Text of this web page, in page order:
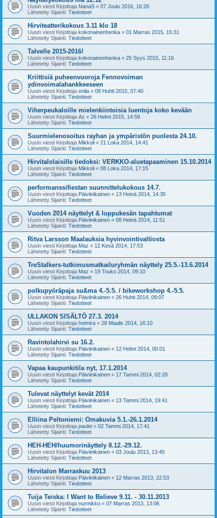
Uusin viesti Kirjoittaja NanaS « 07 Joulu 2016, 16:26
Lähetetty Sijainti: Tiedotteet
Hirviteatterikokous 3.11 klo 18
Uusin viesti Kirjoittaja kokonainenhenka « 01 Marras 2015, 15:31
Lähetetty Sijainti: Tiedotteet
Talvelle 2015-2016!
Uusin viesti Kirjoittaja kokonainenhenka « 25 Syys 2015, 11:16
Lähetetty Sijainti: Tiedotteet
Kriittisiä puheenvuoroja Fennovoiman
ydinvoimalahankkeeseen
Uusin viesti Kirjoittaja enila « 08 Huhti 2015, 07:40
Lähetetty Sijainti: Tiedotteet
Viherpeukaloille mielenkiintoisia luentoja koko kevään
Uusin viesti Kirjoittaja Az « 26 Helmi 2015, 14:58
Lähetetty Sijainti: Tiedotteet
Suurmielenosoitus rayhan ja ympäristön puolesta 24.10.
Uusin viesti Kirjoittaja Mikkoli « 21 Loka 2014, 14:41
Lähetetty Sijainti: Tiedotteet
Hirvitalolaisille tiedoksi: VERKKO-aluetapaaminen 15.10.2014
Uusin viesti Kirjoittaja Mikkoli « 08 Loka 2014, 17:15
Lähetetty Sijainti: Tiedotteet
performanssifiestan suunnittelukokous 14.7.
Uusin viesti Kirjoittaja Päiviinikainen « 13 Heinä 2014, 14:35
Lähetetty Sijainti: Tiedotteet
Vuoden 2014 näyttelyt & loppukesän tapahtumat
Uusin viesti Kirjoittaja Päiviinikainen « 08 Heinä 2014, 11:51
Lähetetty Sijainti: Tiedotteet
Ritva Larsson Maalauksia hyvinvointivaltiosta
Uusin viesti Kirjoittaja Maz « 12 Kesä 2014, 17:53
Lähetetty Sijainti: Tiedotteet
TreStalkers-tutkimusmatkailuryhmän näyttely 25.5.-13.6.2014
Uusin viesti Kirjoittaja Maz « 19 Touko 2014, 09:10
Lähetetty Sijainti: Tiedotteet
polkupyöräpaja su&ma 4.-5.5. / bikeworkshop 4.-5.5.
Uusin viesti Kirjoittaja Päiviinikainen « 26 Huhti 2014, 09:07
Lähetetty Sijainti: Tiedotteet
ULLAKON SISÄLTÖ 27.3. 2014
Uusin viesti Kirjoittaja heimira « 28 Maalis 2014, 16:10
Lähetetty Sijainti: Tiedotteet
Ravintolahirvi su 16.2.
Uusin viesti Kirjoittaja Päiviinikainen « 12 Helmi 2014, 00:01
Lähetetty Sijainti: Tiedotteet
Vapaa kaupunkitila nyt, 17.1.2014
Uusin viesti Kirjoittaja Päiviinikainen « 17 Tammi 2014, 02:28
Lähetetty Sijainti: Tiedotteet
Tulevat näyttelyt kevät 2014
Uusin viesti Kirjoittaja Päiviinikainen « 13 Tammi 2014, 19:41
Lähetetty Sijainti: Tiedotteet
Elliina Peltoniemi: Omakuvia 5.1.-26.1.2014
Uusin viesti Kirjoittaja paulei « 02 Tammi 2014, 17:41
Lähetetty Sijainti: Tiedotteet
HEH-HEH/huumorinäyttely 8.12.-29.12.
Uusin viesti Kirjoittaja Päiviinikainen « 03 Joulu 2013, 13:45
Lähetetty Sijainti: Tiedotteet
Hirvitalon Marraskuu 2013
Uusin viesti Kirjoittaja Päiviinikainen « 12 Marras 2013, 22:53
Lähetetty Sijainti: Tiedotteet
Tuija Teiska: I Want to Believe 9.11. - 30.11.2013
Uusin viesti Kirjoittaja nurmikko « 07 Marras 2013, 13:06
Lähetetty Sijainti: Tiedotteet